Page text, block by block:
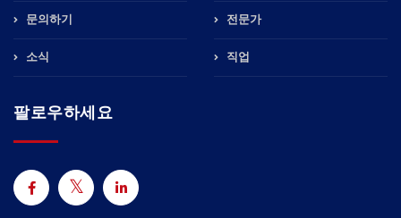
문의하기
소식
전문가
직업
팔로우하세요